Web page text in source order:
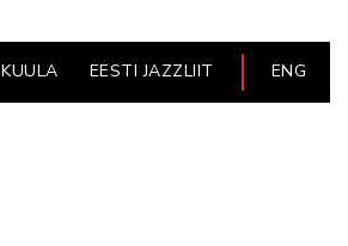
KUULA EESTI JAZZLIIT ENG